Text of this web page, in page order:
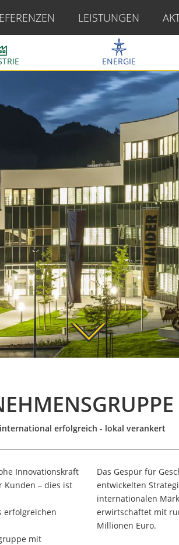
LEISTUNGEN
ENERGIE
international erfolgreich - lokal verankert
Innovationskraft
Kunden – dies ist
erfolgreichen
mit
Das Gespür für
entwickelten
internationalen
erwirtschaftet mit
Millionen Euro.